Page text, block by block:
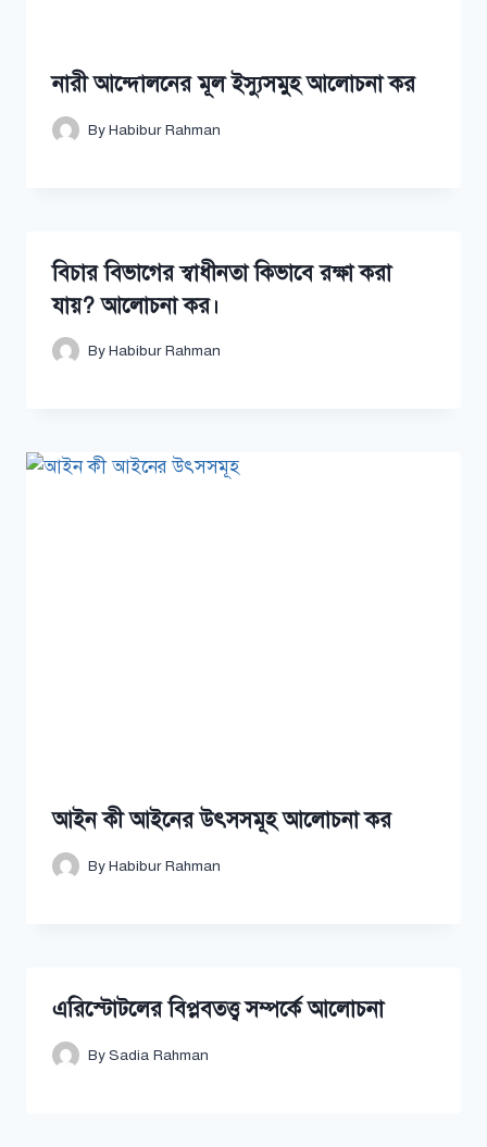
নারী আন্দোলনের মূল ইস্যুসমুহ আলোচনা কর
ByHabibur Rahman
বিচার বিভাগের স্বাধীনতা কিভাবে রক্ষা করা
যায়? আলোচনা কর।
ByHabibur Rahman
আইন কী আইনের উৎসসমূহ আলোচনা কর
ByHabibur Rahman
এরিস্টোটলের বিপ্লবতত্ত্ব সম্পর্কে আলোচনা
BySadia Rahman